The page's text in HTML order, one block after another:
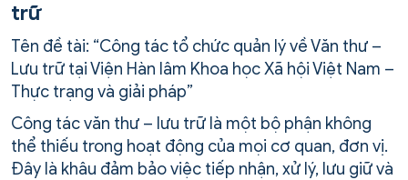
trữ
Tên đề tài: “Công tác tổ chức quản lý về Văn thư –
Lưu trữ tại Viện Hàn lâm Khoa học Xã hội Việt Nam –
Thực trạng và giải pháp”
Công tác văn thư – lưu trữ là một bộ phận không
thể thiếu trong hoạt động của mọi cơ quan, đơn vị.
Đây là khâu đảm bảo việc tiếp nhận, xử lý, lưu giữ và